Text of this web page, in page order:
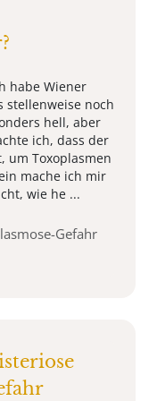
habe Wiener
stellenweise noch
hell, aber
ich, dass der
um Toxoplasmen
mache ich mir
wie he ...
Gefahr